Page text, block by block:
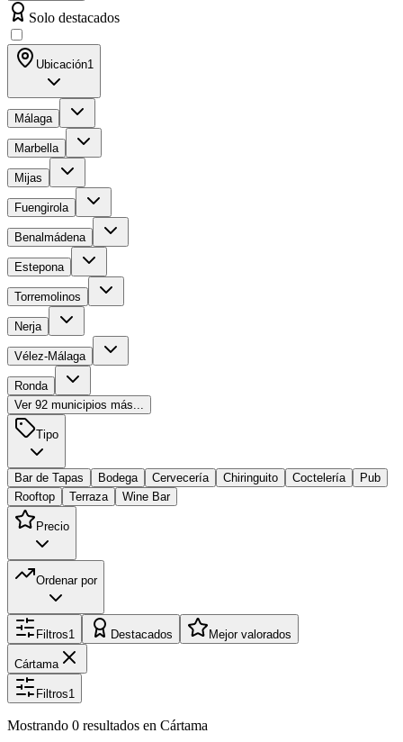
Solo destacados
Ubicación1
Málaga
Marbella
Mijas
Fuengirola
Benalmádena
Estepona
Torremolinos
Nerja
Vélez-Málaga
Ronda
Ver 92 municipios más...
Tipo
Bar de Tapas Bodega Cervecería Chiringuito Coctelería
Pub
Rooftop
Terraza Wine Bar
Precio
Ordenar por
Filtros1 Destacados Mejor valorados
Cártama
Filtros1
Mostrando 0 resultados en Cártama